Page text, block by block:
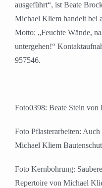
ausgeführt“, ist Beate
Michael Kliem handelt bei
Motto: „Feuchte Wände,
untergehen!“
957546.
Foto0398: Beate Stein
Foto Pflasterarbeiten:
Michael Kliem
Foto Kernbohrung:
Repertoire von Michael